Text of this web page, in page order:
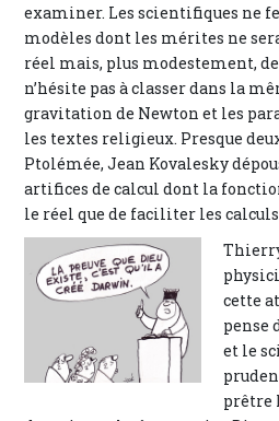
examiner. Les scientifiques ne
modèles dont les mérites ne
réel mais, plus modestement,
n’hésite pas à classer dans la
gravitation de Newton et les
les textes religieux. Presque
Ptolémée, Jean Kovalesky
artifices de calcul dont la
le réel que de faciliter les
cette
pense
et le
prêtre